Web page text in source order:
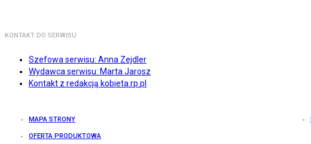
KONTAKT DO SERWISU
Szefowa serwisu: Anna Zejdler
Wydawca serwisu: Marta Jarosz
Kontakt z redakcją kobieta.rp.pl
MAPA STRONY
OFERTA PRODUKTOWA